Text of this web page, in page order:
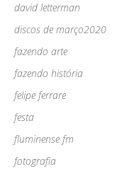
david letterman
discos de março2020
fazendo arte
fazendo história
felipe ferrare
festa
fluminense fm
fotografia